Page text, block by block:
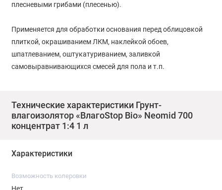
плесневыми грибами (плесенью).
Применяется для обработки основания перед облицовкой
плиткой, окрашиванием ЛКМ, наклейкой обоев,
шпатлеванием, оштукатуриванием, заливкой
самовыравнивающихся смесей для пола и т.п.
для грунтования фасадов зданий.
ПРИМЕНЕНИЕ:
Неомид BлагоStopBiO – концентрат, перед применением
поверхностей внутренних помещений в соотношении 1:4.Для
Технические характеристики Грунт-
влагоизолятор «ВлагоStop Bio» Neomid 700
концентрат 1:4 1 л
Характеристики
Возможность колеровки